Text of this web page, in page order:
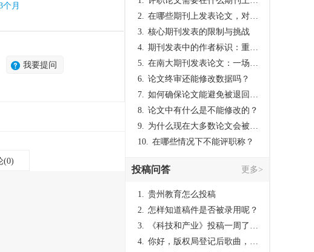
个月
我要提问
(0)
2. 在哪些期刊上发表论文，对考研有优势？
3. 核心期刊发表的限制与挑战
4. 期刊发表中的作者标识：重要性与实践
5. 在南大期刊发表论文：一场知识探索与学术成就的旅程
6. 论文终审还能修改数据吗？
7. 如何确保论文能避免被退回：关键条件与策略
8. 论文中有什么是不能修改的？
9. 为什么现在大多数论文会被评判为AI撰写？（深度剖析查重机制下的困境与出路）
10. 在哪些情况下不能评职称？
投稿问答 更多>
1. 贵州教育怎么投稿
2. 怎样知道稿件是否被录用呢？
3.
《科技和产业》投稿一周了仍是“已发回执”状态，这是什么意思？什么时候外审？
4. 你好，版权局登记后歌曲，这里能否发表